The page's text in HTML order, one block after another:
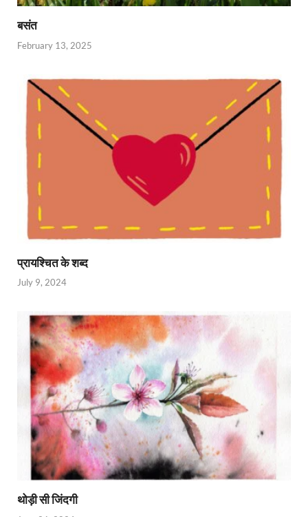
बसंत
February 13, 2025
प्रायश्चित के शब्द
July 9, 2024
थोड़ी सी जिंदगी